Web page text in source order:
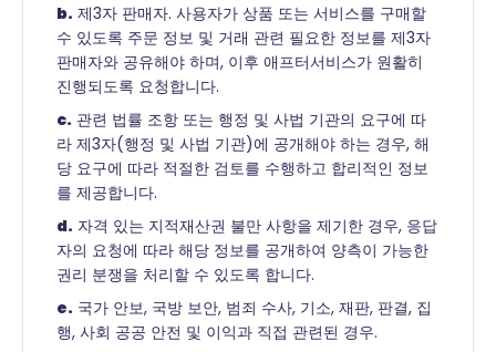
b. 제3자 판매자. 사용자가 상품 또는 서비스를 구매할
수 있도록 주문 정보 및 거래 관련 필요한 정보를 제3자
판매자와 공유해야 하며, 이후 애프터서비스가 원활히
진행되도록 요청합니다.
c. 관련 법률 조항 또는 행정 및 사법 기관의 요구에 따
라 제3자(행정 및 사법 기관)에 공개해야 하는 경우, 해
당 요구에 따라 적절한 검토를 수행하고 합리적인 정보
를 제공합니다.
d. 자격 있는 지적재산권 불만 사항을 제기한 경우, 응답
자의 요청에 따라 해당 정보를 공개하여 양측이 가능한
권리 분쟁을 처리할 수 있도록 합니다.
e. 국가 안보, 국방 보안, 범죄 수사, 기소, 재판, 판결, 집
행, 사회 공공 안전 및 이익과 직접 관련된 경우.